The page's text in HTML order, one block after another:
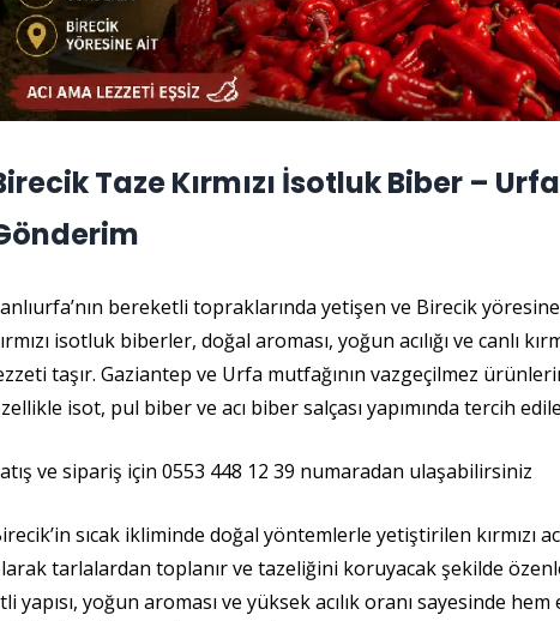
Taze Kırmızı İsotluk Biber –
bereketli topraklarında yetişen ve Birecik
isotluk biberler, doğal aroması, yoğun acılığı ve canlı
taşır. Gaziantep ve Urfa mutfağının vazgeçilmez
isot, pul biber ve acı biber salçası yapımında tercih
ve sipariş için 0553 448 12 39 numaradan ulaşabilirsiniz
sıcak ikliminde doğal yöntemlerle yetiştirilen kırmızı
tarlalardan toplanır ve tazeliğini koruyacak şekilde
yapısı, yoğun aroması ve yüksek acılık oranı sayesinde